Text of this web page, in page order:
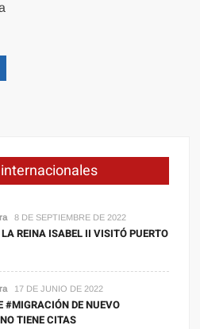
8 DE SEPTIEMBRE DE 2022
LA REINA ISABEL II VISITÓ PUERTO
17 DE JUNIO DE 2022
#MIGRACIÓN DE NUEVO
TIENE CITAS